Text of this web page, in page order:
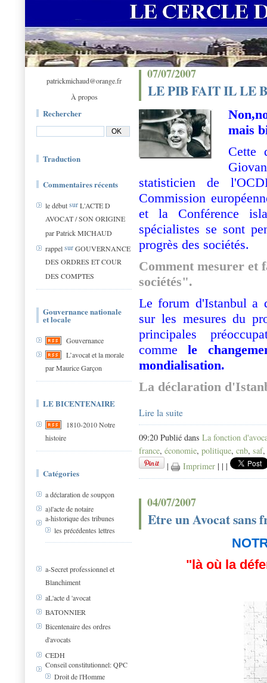
patrickmichaud@orange.fr
À propos
Rechercher
Traduction
Commentaires récents
le débutsurL'ACTE D
AVOCAT / SON ORIGINE
par Patrick MICHAUD
rappelsurGOUVERNANCE
DES ORDRES ET COUR
DES COMPTES
Gouvernance nationale
et locale
Gouvernance
L’avocat et la morale
par Maurice Garçon
LE BICENTENAIRE
1810-2010 Notre
histoire
Catégories
a déclaration de soupçon
a)l'acte de notaire
a-historique des tribunes
les précédentes lettres
a-Secret professionnel et
Blanchiment
aL'acte d 'avocat
BATONNIER
Bicentenaire des ordres
d'avocats
CEDH
Conseil constitutionnel: QPC
Droit de l'Homme
07/07/2007
LE PIB FAIT IL LE
mais
Cette
statisticien de
Commission
et la Conférence
spécialistes se sont
progrès des sociétés.
Comment mesurer et
sociétés".
Le forum d'Istanbul a
sur les mesures du
principales
commele
mondialisation.
La déclaration
Lire la suite
09:20 Publié dans La fonction
france, économie, politique, cnb, saf,
|
Imprimer | | |
04/07/2007
Etre un Avocat sans
"là où la